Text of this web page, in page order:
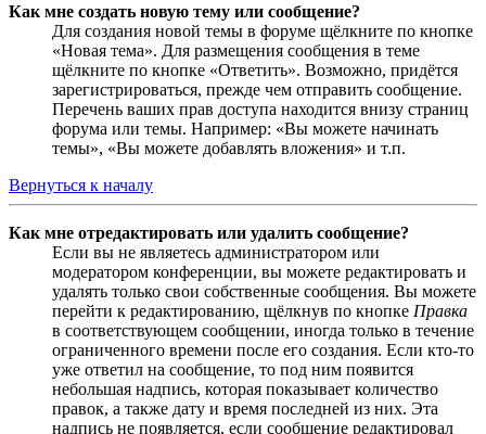
Как мне создать новую тему или сообщение?
Для создания новой темы в форуме щёлкните по кнопке
«Новая тема». Для размещения сообщения в теме
щёлкните по кнопке «Ответить». Возможно, придётся
зарегистрироваться, прежде чем отправить сообщение.
Перечень ваших прав доступа находится внизу страниц
форума или темы. Например: «Вы можете начинать
темы», «Вы можете добавлять вложения» и т.п.
Вернуться к началу
Как мне отредактировать или удалить сообщение?
Если вы не являетесь администратором или
модератором конференции, вы можете редактировать и
удалять только свои собственные сообщения. Вы можете
перейти к редактированию, щёлкнув по кнопке Правка
в соответствующем сообщении, иногда только в течение
ограниченного времени после его создания. Если кто-то
уже ответил на сообщение, то под ним появится
небольшая надпись, которая показывает количество
правок, а также дату и время последней из них. Эта
надпись не появляется, если сообщение редактировал